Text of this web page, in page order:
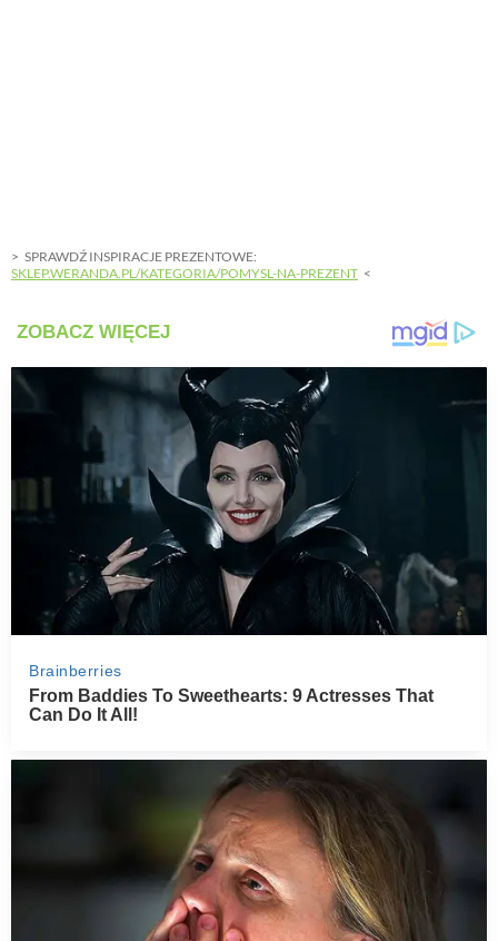
SPRAWDŹ INSPIRACJE PREZENTOWE:
SKLEP.WERANDA.PL/KATEGORIA/POMYSL-NA-PREZENT